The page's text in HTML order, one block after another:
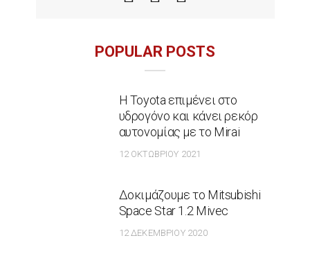
POPULAR POSTS
Η Toyota επιμένει στο
υδρογόνο και κάνει ρεκόρ
αυτονομίας με το Mirai
12 ΟΚΤΩΒΡΊΟΥ 2021
Δοκιμάζουμε το Mitsubishi
Space Star 1.2 Mivec
12 ΔΕΚΕΜΒΡΊΟΥ 2020